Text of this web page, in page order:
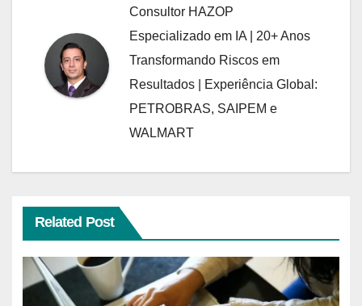
Consultor HAZOP
Especializado em IA | 20+ Anos
Transformando Riscos em
Resultados | Experiência Global:
PETROBRAS, SAIPEM e
WALMART
Related Post